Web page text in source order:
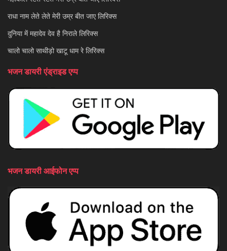
राधा नाम लेते लेते मेरी उम्र बीत जाए लिरिक्स
दुनिया में महादेव देव है निराले लिरिक्स
चालो चालो साथीड़ो खाटू धाम रे लिरिक्स
भजन डायरी एंड्राइड एप्प
भजन डायरी आईफोन एप्प